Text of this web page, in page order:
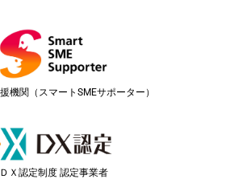
機関（スマートSMEサポーター）
ＤＸ認定制度 認定事業者